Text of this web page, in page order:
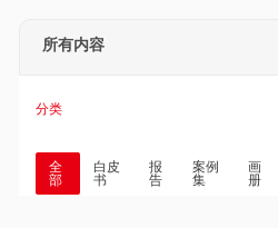
所有内容
分类
全
部
白皮
书
报
告
案例
集
画
册